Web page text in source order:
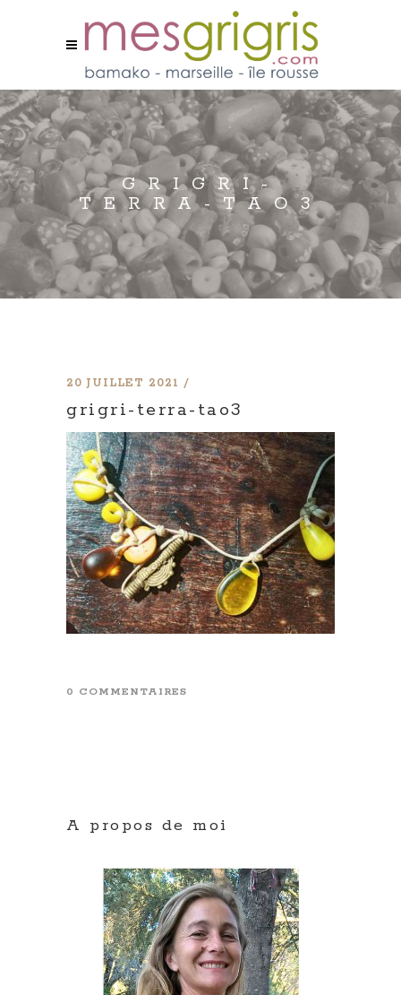
GRIGRI-
TERRA-TAO3
20 JUILLET 2021
grigri-terra-tao3
0 COMMENTAIRES
A propos de moi